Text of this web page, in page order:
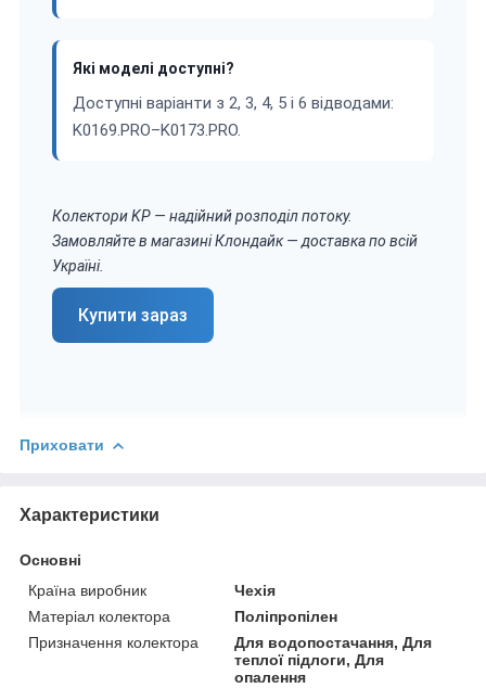
Які моделі доступні?
Доступні варіанти з 2, 3, 4, 5 і 6 відводами:
K0169.PRO–K0173.PRO.
Колектори KP — надійний розподіл потоку.
Замовляйте в магазині Клондайк — доставка по всій
Україні.
Купити зараз
Приховати
Характеристики
Основні
Країна виробник
Чехія
Матеріал колектора
Поліпропілен
Призначення колектора
Для водопостачання, Для
теплої підлоги, Для
опалення